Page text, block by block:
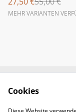
MEHR VARIANTEN
Cookies